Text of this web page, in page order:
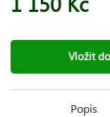
Vložit
Popis